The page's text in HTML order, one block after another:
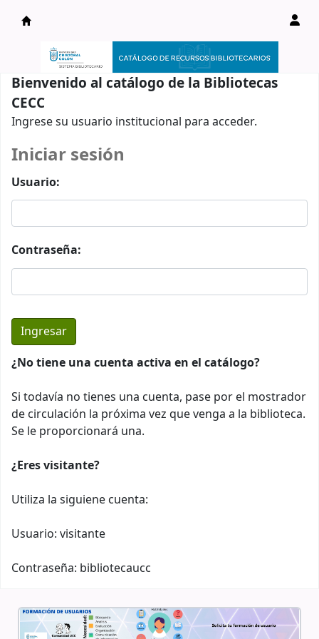
Catálogo en línea
Bienvenido al catálogo de la Bibliotecas
CECC
Ingrese su usuario institucional para acceder.
Iniciar sesión
Usuario:
Contraseña:
¿No tiene una cuenta activa en el catálogo?
Si todavía no tienes una cuenta, pase por el mostrador
de circulación la próxima vez que venga a la biblioteca.
Se le proporcionará una.
¿Eres visitante?
Utiliza la siguiene cuenta:
Usuario: visitante
Contraseña: bibliotecaucc